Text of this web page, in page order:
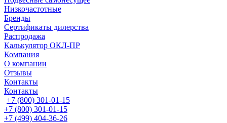
Низкочастотные
Бренды
Сертификаты дилерства
Распродажа
Калькулятор ОКЛ-ПР
Компания
О компании
Отзывы
Контакты
Контакты
+7 (800) 301-01-15
+7 (800) 301-01-15
+7 (499) 404-36-26